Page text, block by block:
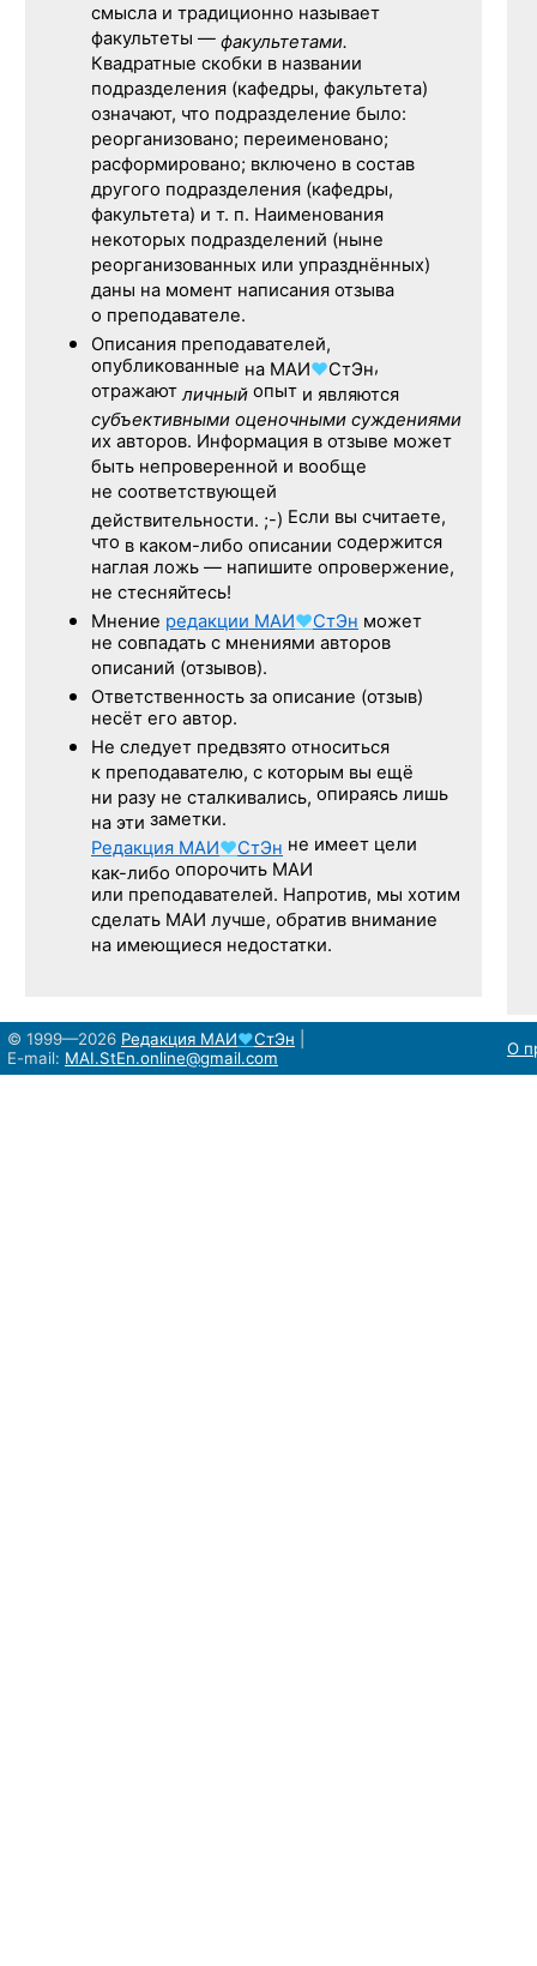
смысла и традиционно называет
факультеты — факультетами.
Квадратные скобки в названии
подразделения (кафедры, факультета)
означают, что подразделение было:
реорганизовано; переименовано;
расформировано; включено в состав
другого подразделения (кафедры,
факультета) и т. п. Наименования
некоторых подразделений (ныне
реорганизованных или упразднённых)
даны на момент написания отзыва
о преподавателе.
Описания преподавателей,
опубликованные на МАИ♥СтЭн,
отражаютличный опыт и являются
субъективными оценочными суждениями
их авторов. Информация в отзыве может
быть непроверенной и вообще
не соответствующей
действительности. ;-) Если вы считаете,
что в каком-либо описании содержится
наглая ложь — напишите опровержение,
не стесняйтесь!
Мнение редакции МАИ♥СтЭн может
не совпадать с мнениями авторов
описаний (отзывов).
Ответственность за описание (отзыв)
несёт его автор.
Не следует предвзято относиться
к преподавателю, с которым вы ещё
ни разу не сталкивались, опираясь лишь
на эти заметки.
Редакция МАИ♥СтЭн не имеет цели
как-либо опорочить МАИ
или преподавателей. Напротив, мы хотим
сделать МАИ лучше, обратив внимание
на имеющиеся недостатки.
© 1999—2026 Редакция МАИ♥СтЭн
E-mail: MAI.StEn.online@gmail.com О